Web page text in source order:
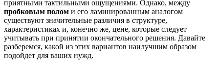
приятными тактильными ощущениями. Однако, между
пробковым полом и его ламинированным аналогом
существуют значительные различия в структуре,
характеристиках и, конечно же, цене, которые следует
учитывать при принятии окончательного решения. Давайте
разберемся, какой из этих вариантов наилучшим образом
подойдет для ваших нужд.